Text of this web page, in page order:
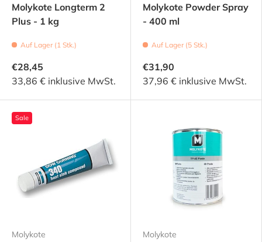
Molykote Longterm 2
Plus - 1 kg
Auf Lager (1 Stk.)
€28,45
33,86 € inklusive MwSt.
Molykote Powder Spray
- 400 ml
Auf Lager (5 Stk.)
€31,90
37,96 € inklusive MwSt.
Sale
Molykote Molykote